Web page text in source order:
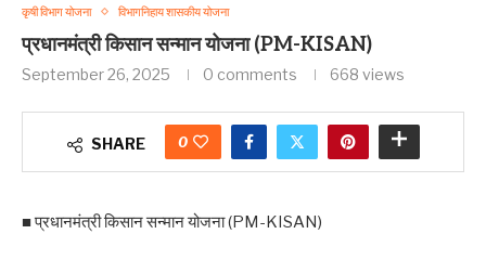
कृषी विभाग योजना विभागनिहाय शासकीय योजना
प्रधानमंत्री किसान सन्मान योजना (PM-KISAN)
September 26, 2025 0 comments 668 views
SHARE 0
■ प्रधानमंत्री किसान सन्मान योजना (PM-KISAN)